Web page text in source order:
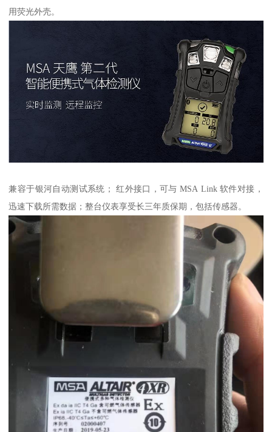
用荧光外壳。
兼容于银河自动测试系统； 红外接口，可与 MSA Link 软件对接，
迅速下载所需数据；整台仪表享受长三年质保期，包括传感器。